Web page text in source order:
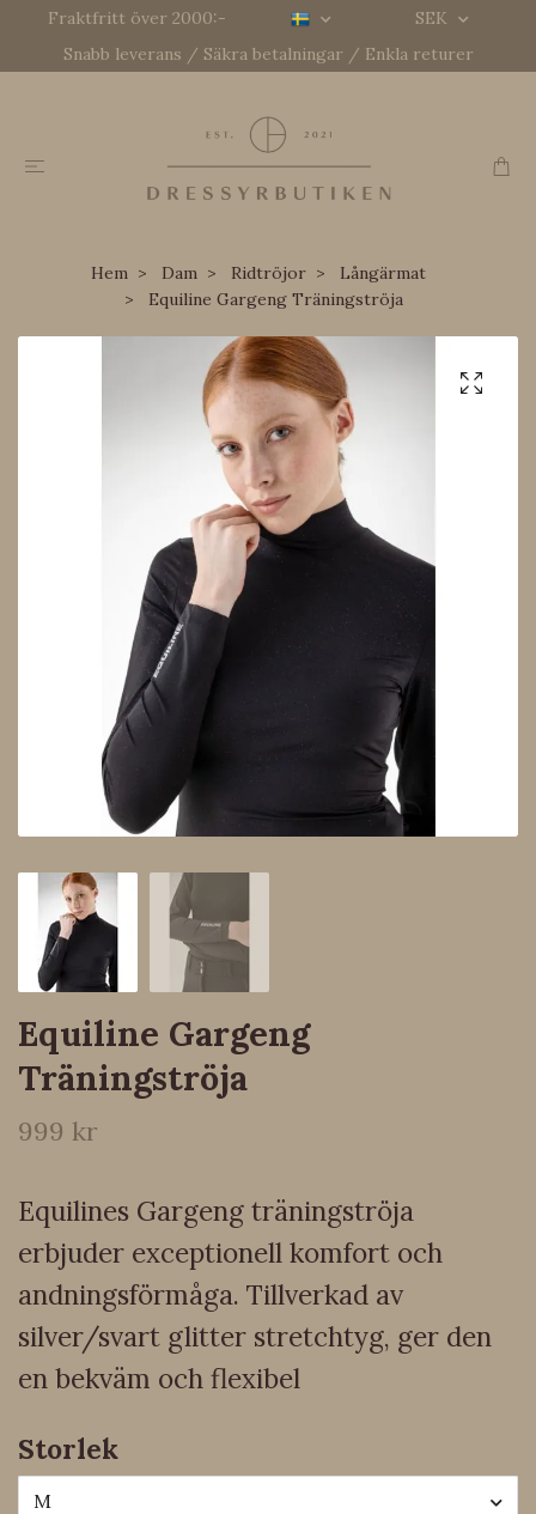
Fraktfritt över 2000:-
SEK
Snabb leverans / Säkra betalningar / Enkla returer
Hem Dam Ridtröjor
Långärmat
Equiline Gargeng Träningströja
Equiline Gargeng
Träningströja
999 kr
Equilines Gargeng träningströja
erbjuder exceptionell komfort och
andningsförmåga. Tillverkad av
silver/svart glitter stretchtyg, ger den
en bekväm och flexibel
Storlek
M